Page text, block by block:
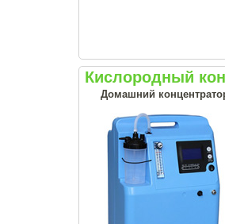
Кислородный
Домашний